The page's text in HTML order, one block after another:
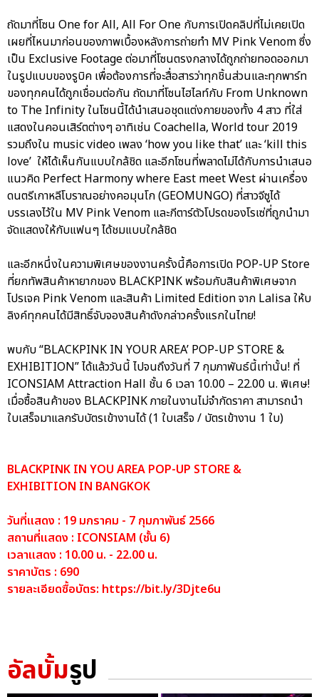
ถัดมาที่โซน One for All, All For One กับการเปิดคลิปที่ไม่เคยเปิด
เผยที่ไหนมาก่อนของภาพเบื้องหลังการถ่ายทำ MV Pink Venom ซึ่ง
เป็น Exclusive Footage ต่อมาที่โซนตรงกลางได้ถูกถ่ายทอดออกมา
ในรูปแบบของรูบิค เพื่อต้องการที่จะสื่อสารว่าทุกชิ้นส่วนและทุกพาร์ท
ของทุกคนได้ถูกเชื่อมต่อกัน ถัดมาที่โซนไฮไลท์กับ From Unknown
to The Infinity ในโซนนี้ได้นำเสนอชุดแต่งกายของทั้ง 4 สาว ที่ใส่
แสดงในคอนเสิร์ตต่างๆ อาทิเช่น Coachella, World tour 2019
รวมถึงใน music video เพลง ‘how you like that’ และ ‘kill this
love’ ให้ได้เห็นกันแบบใกล้ชิด และอีกโซนที่พลาดไม่ได้กับการนำเสนอ
แนวคิด Perfect Harmony where East meet West ผ่านเครื่อง
ดนตรีเกาหลีโบราณอย่างคอมุนโก (GEOMUNGO) ที่สาวจีซูได้
บรรเลงไว้ใน MV Pink Venom และกีตาร์ตัวโปรดของโรเซ่ที่ถูกนำมา
จัดแสดงให้กับแฟนๆ ได้ชมแบบใกล้ชิด
และอีกหนึ่งในความพิเศษของงานครั้งนี้คือการเปิด POP-UP Store
ที่ยกทัพสินค้าหายากของ BLACKPINK พร้อมกับสินค้าพิเศษจาก
โปรเจค Pink Venom และสินค้า Limited Edition จาก Lalisa ให้บ
ลิงค์ทุกคนได้มีสิทธิ์จับจองสินค้าดังกล่าวครั้งแรกในไทย!
พบกับ “BLACKPINK IN YOUR AREA’ POP-UP STORE &
EXHIBITION” ได้แล้ววันนี้ ไปจนถึงวันที่ 7 กุมภาพันธ์นี้เท่านั้น! ที่
ICONSIAM Attraction Hall ชั้น 6 เวลา 10.00 – 22.00 น. พิเศษ!
เมื่อซื้อสินค้าของ BLACKPINK ภายในงานไม่จำกัดราคา สามารถนำ
ใบเสร็จมาแลกรับบัตรเข้างานได้ (1 ใบเสร็จ / บัตรเข้างาน 1 ใบ)
BLACKPINK IN YOU AREA POP-UP STORE &
EXHIBITION IN BANGKOK
วันที่แสดง : 19 มกราคม - 7 กุมภาพันธ์ 2566
สถานที่แสดง : ICONSIAM (ชั้น 6)
เวลาแสดง : 10.00 น. - 22.00 น.
ราคาบัตร : 690
รายละเอียดซื้อบัตร: https://bit.ly/3Djte6u
อัลบั้มรูป